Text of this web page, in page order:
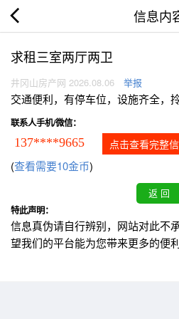
信息内
求租三室两厅两卫
井冈山房产网 2026.08.06 举报
交通便利，有停车位，设施齐全，
联系人手机/微信：
137****9665 点击查看完整
(查看需要10金币)
特此声明：
信息真伪请自行辨别，网站对此不
望我们的平台能为您带来更多的便利